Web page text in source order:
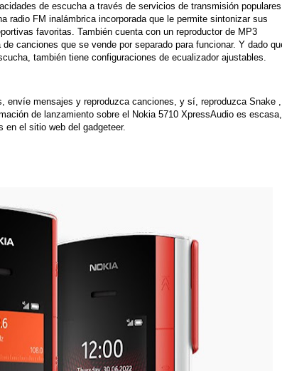
de escucha a través de servicios de transmisión
radio FM inalámbrica incorporada que le permite sintonizar sus
favoritas. También cuenta con un reproductor de MP3
canciones que se vende por separado para funcionar. Y dado
también tiene configuraciones de ecualizador ajustables.
envíe mensajes y reproduzca canciones, y sí, reproduzca Snake ,
de lanzamiento sobre el Nokia 5710 XpressAudio es escasa,
en el sitio web del gadgeteer.